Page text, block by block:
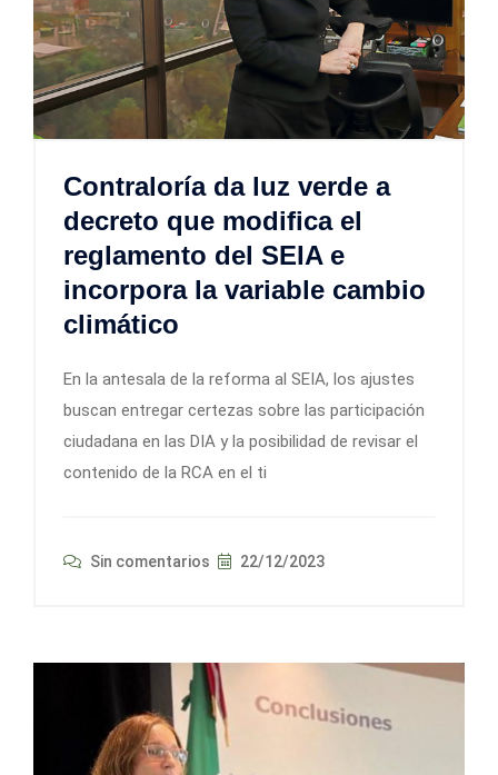
Contraloría da luz verde a
decreto que modifica el
reglamento del SEIA e
incorpora la variable cambio
climático
En la antesala de la reforma al SEIA, los ajustes
buscan entregar certezas sobre las participación
ciudadana en las DIA y la posibilidad de revisar el
contenido de la RCA en el ti
Sin comentarios 22/12/2023